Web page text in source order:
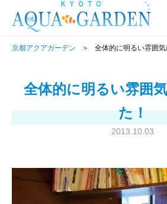
京都アクアガーデン 全体的に明るい雰囲気
全体的に明るい雰囲
た！
2013.10.03